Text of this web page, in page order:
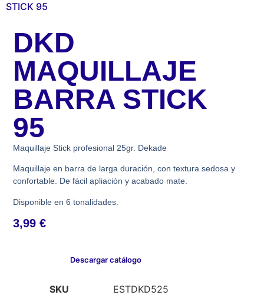
STICK 95
DKD
MAQUILLAJE
BARRA STICK
95
Maquillaje Stick profesional 25gr. Dekade
Maquillaje en barra de larga duración, con textura sedosa y
confortable. De fácil apliación y acabado mate.
Disponible en 6 tonalidades.
3,99€
Descargar catálogo
SKU
ESTDKD525